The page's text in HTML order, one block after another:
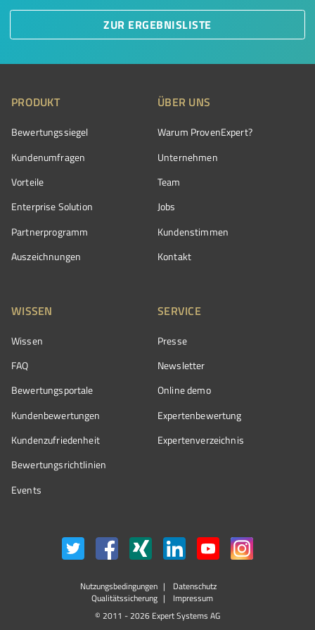
ZUR ERGEBNISLISTE
PRODUKT
Bewertungssiegel
Kundenumfragen
Vorteile
Enterprise Solution
Partnerprogramm
Auszeichnungen
ÜBER UNS
Warum ProvenExpert?
Unternehmen
Team
Jobs
Kundenstimmen
Kontakt
WISSEN
Wissen
FAQ
Bewertungsportale
Kundenbewertungen
Kundenzufriedenheit
Bewertungs­richtlinien
Events
SERVICE
Presse
Newsletter
Online demo
Expertenbewertung
Expertenverzeichnis
Nutzungsbedingungen
Datenschutz
Qualitätssicherung
Impressum
© 2011 - 2026 Expert Systems AG